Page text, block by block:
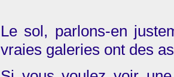
Le sol, parlons-en
vraies galeries ont des